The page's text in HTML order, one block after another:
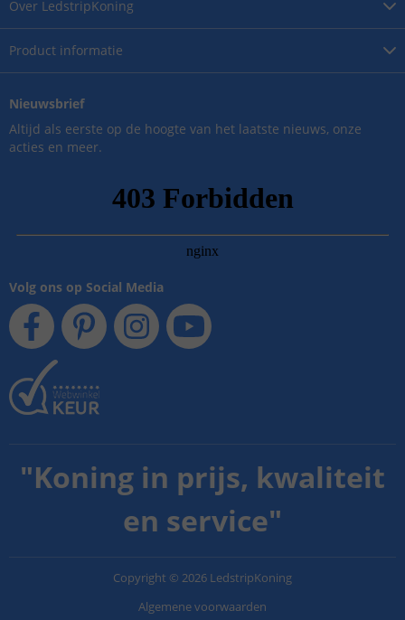
Over LedstripKoning
Product informatie
Nieuwsbrief
Altijd als eerste op de hoogte van het laatste nieuws, onze
acties en meer.
Volg ons op Social Media
"Koning in prijs, kwaliteit
en service"
Copyright © 2026 LedstripKoning
Algemene voorwaarden